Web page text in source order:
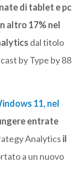
di tablet e pc
altro 17% nel
dal titolo
by Type by 88
11, nel
entrate
Analytics il
a un nuovo